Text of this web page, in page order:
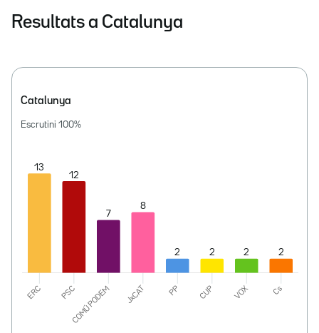
Resultats a Catalunya
Catalunya
Escrutini 100%